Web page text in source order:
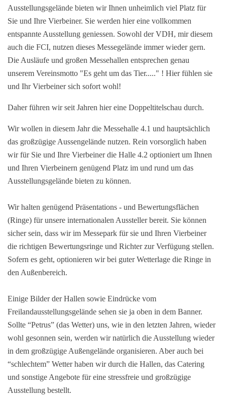
Ausstellungsgelände bieten wir Ihnen unheimlich viel Platz für
Sie und Ihre Vierbeiner. Sie werden hier eine vollkommen
entspannte Ausstellung geniessen. Sowohl der VDH, mir diesem
auch die FCI, nutzen dieses Messegelände immer wieder gern.
Die Ausläufe und großen Messehallen entsprechen genau
unserem Vereinsmotto "Es geht um das Tier....." ! Hier fühlen sie
und Ihr Vierbeiner sich sofort wohl!
Daher führen wir seit Jahren hier eine Doppeltitelschau durch.
Wir wollen in diesem Jahr die Messehalle 4.1 und hauptsächlich
das großzügige Aussengelände nutzen. Rein vorsorglich haben
wir für Sie und Ihre Vierbeiner die Halle 4.2 optioniert um Ihnen
und Ihren Vierbeinern genügend Platz im und rund um das
Ausstellungsgelände bieten zu können.
Wir halten genügend Präsentations - und Bewertungsflächen
(Ringe) für unsere internationalen Aussteller bereit. Sie können
sicher sein, dass wir im Messepark für sie und Ihren Vierbeiner
die richtigen Bewertungsringe und Richter zur Verfügung stellen.
Sofern es geht, optionieren wir bei guter Wetterlage die Ringe in
den Außenbereich.
Einige Bilder der Hallen sowie Eindrücke vom
Freilandausstellungsgelände sehen sie ja oben in dem Banner.
Sollte “Petrus” (das Wetter) uns, wie in den letzten Jahren, wieder
wohl gesonnen sein, werden wir natürlich die Ausstellung wieder
in dem großzügige Außengelände organisieren. Aber auch bei
“schlechtem” Wetter haben wir durch die Hallen, das Catering
und sonstige Angebote für eine stressfreie und großzügige
Ausstellung bestellt.